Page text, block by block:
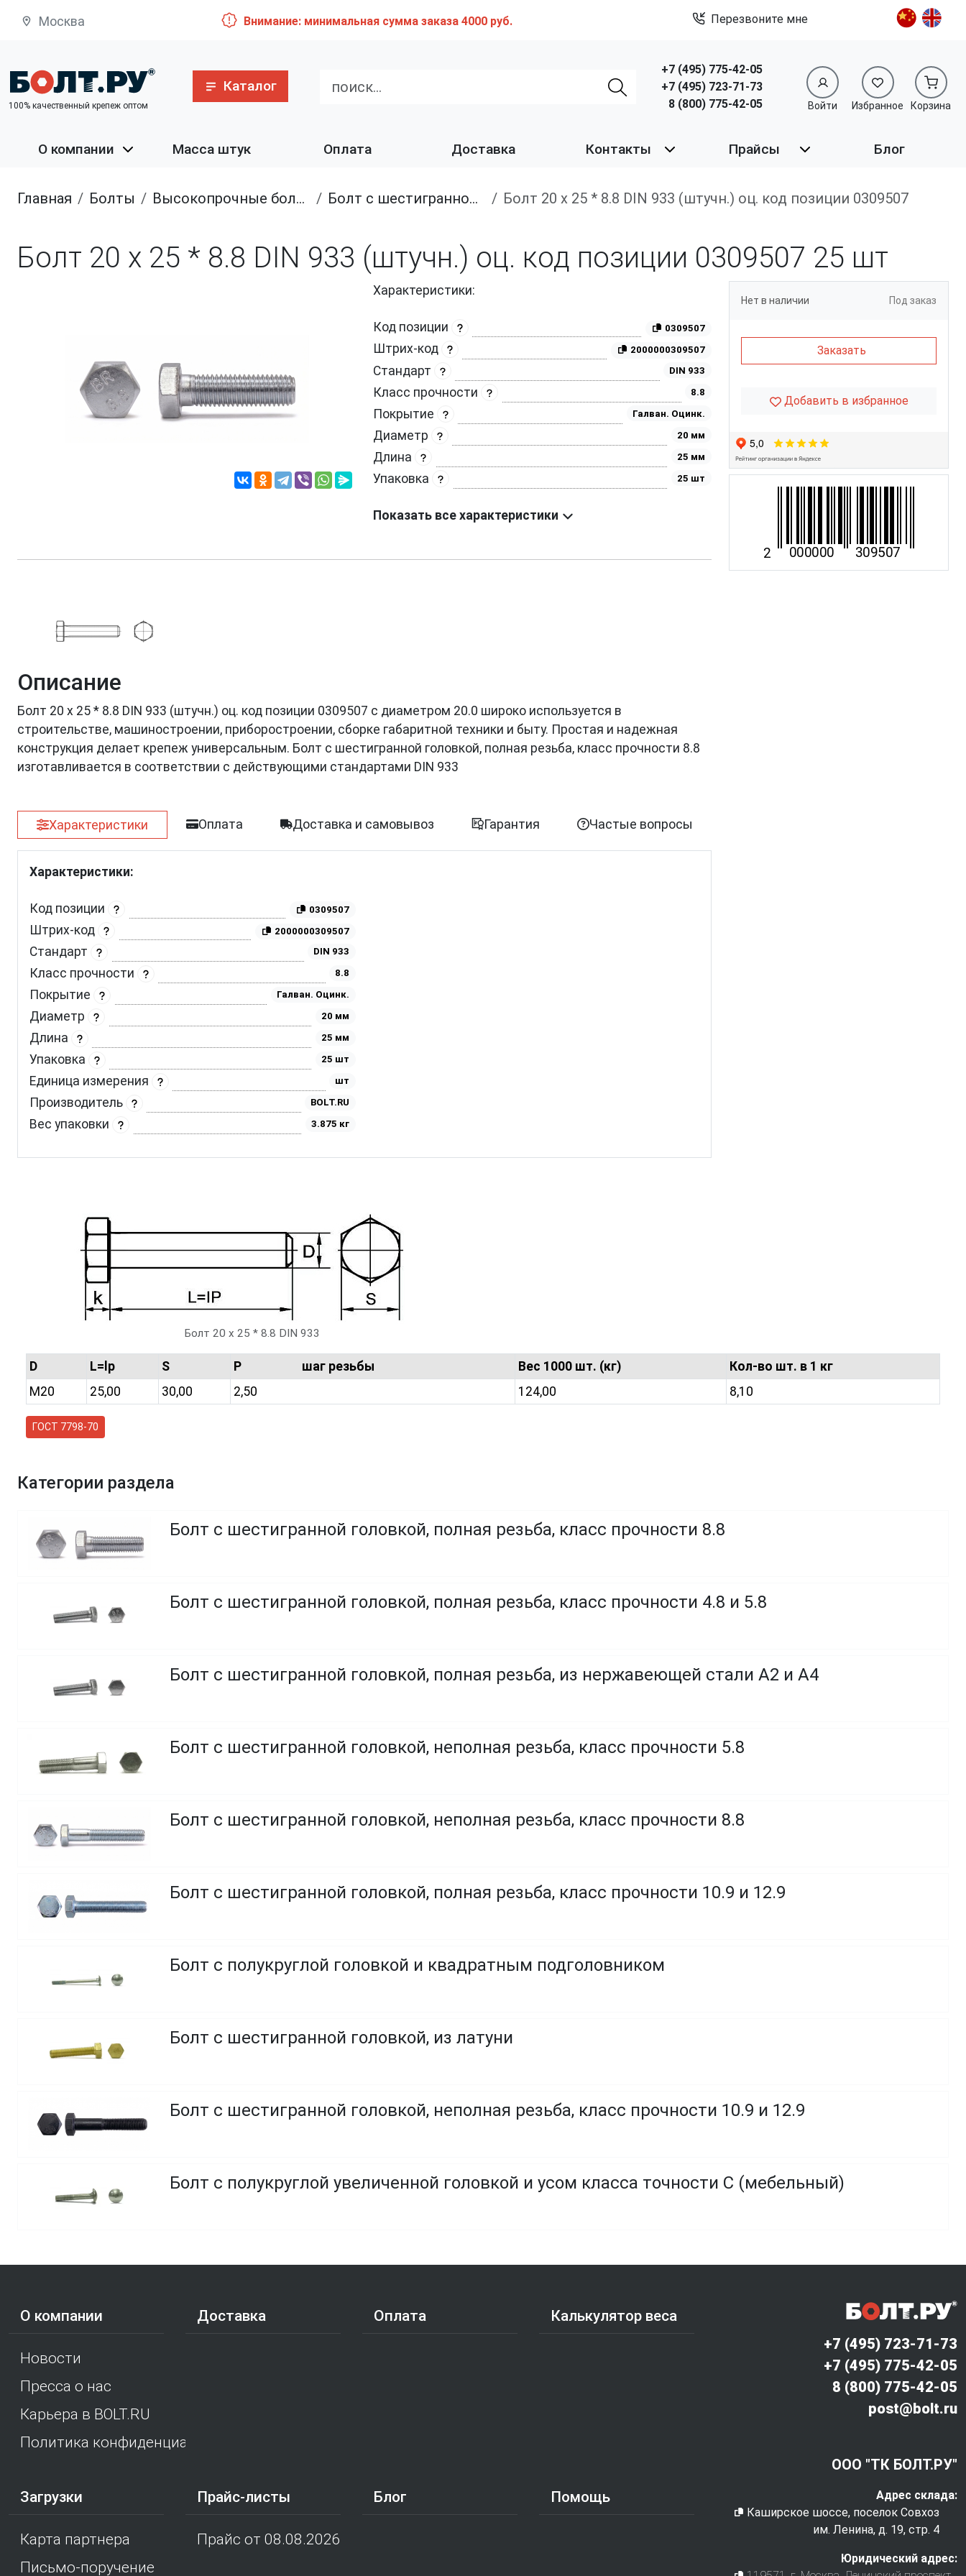
Москва Внимание: минимальная сумма заказа 4000 руб. Перезвоните мне
100% качественный крепеж оптом
Каталог
+7 (495) 775-42-05
+7 (495) 723-71-73
8 (800) 775-42-05
Войти Избранное Корзина
О компании Масса штук Оплата Доставка Контакты Прайсы Блог
Главная болты высокопрочные болты Болт с шестигранной головкой, полная резьба, класс прочности 8.8 Болт 20 х 25 * 8.8 DIN 933 (штучн.) оц. код позиции 0309507
Болт 20 х 25 * 8.8 DIN 933 (штучн.) оц. код позиции 0309507 25 шт
Характеристики:
Код позиции 0309507
Штрих-код 2000000309507
Стандарт DIN 933
Класс прочности 8.8
Покрытие Галван. Оцинк.
Диаметр 20 мм
Длина 25 мм
Упаковка 25 шт
Показать все характеристики
Описание
Болт 20 х 25 * 8.8 DIN 933 (штучн.) оц. код позиции 0309507 с диаметром 20.0 широко используется в
строительстве, машиностроении, приборостроении, сборке габаритной техники и быту. Простая и надежная
конструкция делает крепеж универсальным. Болт с шестигранной головкой, полная резьба, класс прочности 8.8
изготавливается в соответствии с действующими стандартами DIN 933
Характеристики Оплата Доставка и самовывоз Гарантия Частые вопросы
Характеристики:
Код позиции 0309507
Штрих-код 2000000309507
Стандарт DIN 933
Класс прочности 8.8
Покрытие Галван. Оцинк.
Диаметр 20 мм
Длина 25 мм
Упаковка 25 шт
Единица измерения шт
Производитель BOLT.RU
Вес упаковки 3.875 кг
Нет в наличии Под заказ
Заказать
Добавить в избранное
Болт 20 х 25 * 8.8 DIN 933
D L=lp S P шаг резьбы Вес 1000 шт. (кг)
Кол-во шт. в 1 кг
M20
25,00 30,00 2,50 124,00 8,10
ГОСТ 7798-70
Категории раздела
Болт с шестигранной головкой, полная резьба, класс прочности 8.8
Болт с шестигранной головкой, полная резьба, класс прочности 4.8 и 5.8
Болт с шестигранной головкой, полная резьба, из нержавеющей стали A2 и A4
Болт с шестигранной головкой, неполная резьба, класс прочности 5.8
Болт с шестигранной головкой, неполная резьба, класс прочности 8.8
Болт с шестигранной головкой, полная резьба, класс прочности 10.9 и 12.9
Болт с полукруглой головкой и квадратным подголовником
Болт с шестигранной головкой, из латуни
Болт с шестигранной головкой, неполная резьба, класс прочности 10.9 и 12.9
Болт с полукруглой увеличенной головкой и усом класса точности C (мебельный)
О компании
Новости
Пресса о нас
Карьера в BOLT.RU
Политика конфиденциальности
Доставка Оплата Калькулятор веса
Загрузки
Карта партнера
Письмо-поручение
Прайс-листы
Прайс от 08.08.2026
Блог Помощь
+7 (495) 723-71-73
+7 (495) 775-42-05
8 (800) 775-42-05
post@bolt.ru
ООО "ТК БОЛТ.РУ"
Адрес склада:
Каширское шоссе, поселок Совхоз
им. Ленина, д. 19, стр. 4
Юридический адрес: